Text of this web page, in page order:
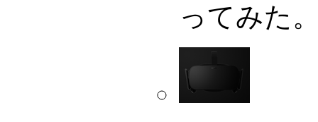
ってみた